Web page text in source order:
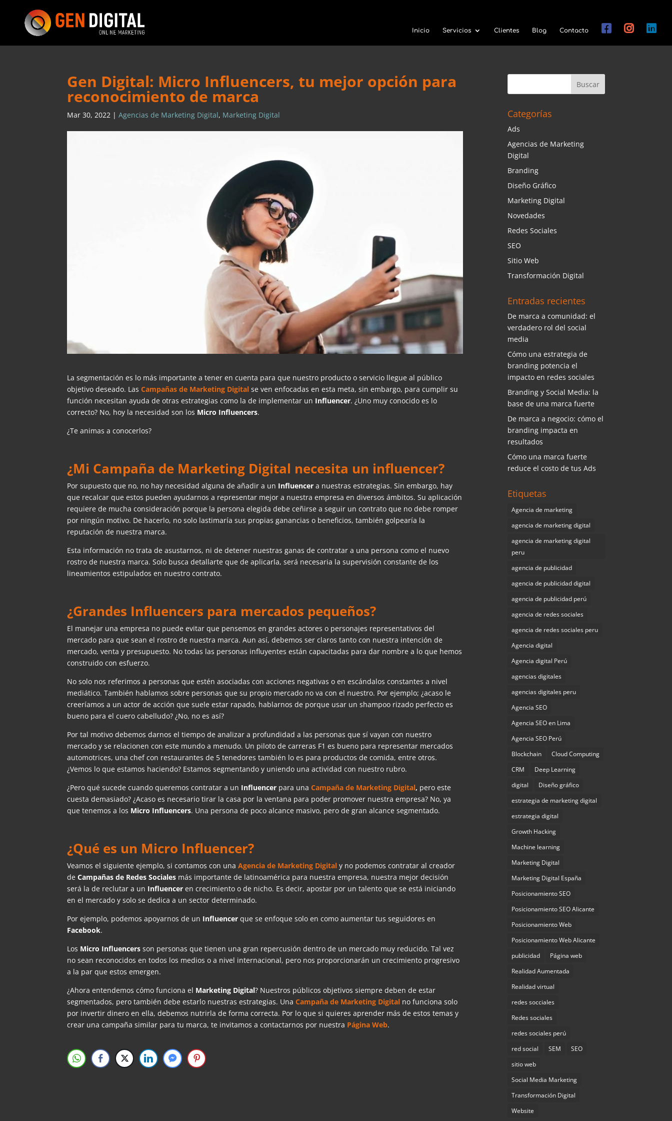
Inicio Servicios Clientes Blog Contacto
Gen Digital: Micro Influencers, tu mejor opción para
reconocimiento de marca
Mar 30, 2022 |Agencias de Marketing Digital, Marketing Digital
La segmentación es lo más importante a tener en cuenta para que nuestro producto o servicio llegue al público
objetivo deseado. LasCampañas de Marketing Digital se ven enfocadas en esta meta, sin embargo, para cumplir su
función necesitan ayuda de otras estrategias como la de implementar un Influencer. ¿Uno muy conocido es lo
correcto? No, hoy la necesidad son los Micro Influencers.
¿Te animas a conocerlos?
¿Mi Campaña de Marketing Digital necesita un influencer?
Por supuesto que no, no hay necesidad alguna de añadir a un Influencera nuestras estrategias. Sin embargo, hay
que recalcar que estos pueden ayudarnos a representar mejor a nuestra empresa en diversos ámbitos. Su aplicación
requiere de mucha consideración porque la persona elegida debe ceñirse a seguir un contrato que no debe romper
por ningún motivo. De hacerlo, no solo lastimaría sus propias ganancias o beneficios, también golpearía la
reputación de nuestra marca.
Esta información no trata de asustarnos, ni de detener nuestras ganas de contratar a una persona como el nuevo
rostro de nuestra marca. Solo busca detallarte que de aplicarla, será necesaria la supervisión constante de los
lineamientos estipulados en nuestro contrato.
¿Grandes Influencers para mercados pequeños?
El manejar una empresa no puede evitar que pensemos en grandes actores o personajes representativos del
mercado para que sean el rostro de nuestra marca. Aun así, debemos ser claros tanto con nuestra intención de
mercado, venta y presupuesto. No todas las personas influyentes están capacitadas para dar nombre a lo que hemos
construido con esfuerzo.
No solo nos referimos a personas que estén asociadas con acciones negativas o en escándalos constantes a nivel
mediático. También hablamos sobre personas que su propio mercado no va con el nuestro. Por ejemplo; ¿acaso le
creeríamos a un actor de acción que suele estar rapado, hablarnos de porque usar un shampoo rizado perfecto es
bueno para el cuero cabelludo? ¿No, no es así?
Por tal motivo debemos darnos el tiempo de analizar a profundidad a las personas que sí vayan con nuestro
mercado y se relacionen con este mundo a menudo. Un piloto de carreras F1 es bueno para representar mercados
automotrices, una chef con restaurantes de 5 tenedores también lo es para productos de comida, entre otros.
¿Vemos lo que estamos haciendo? Estamos segmentando y uniendo una actividad con nuestro rubro.
¿Pero qué sucede cuando queremos contratar a un Influencer para unaCampaña de Marketing Digital, pero este
cuesta demasiado? ¿Acaso es necesario tirar la casa por la ventana para poder promover nuestra empresa? No, ya
que tenemos a los Micro Influencers. Una persona de poco alcance masivo, pero de gran alcance segmentado.
¿Qué es un Micro Influencer?
Veamos el siguiente ejemplo, si contamos con unaAgencia de Marketing Digital y no podemos contratar al creador
deCampañas de Redes Sociales más importante de latinoamérica para nuestra empresa, nuestra mejor decisión
será la de reclutar a un Influenceren crecimiento o de nicho. Es decir, apostar por un talento que se está iniciando
en el mercado y solo se dedica a un sector determinado.
Por ejemplo, podemos apoyarnos de un Influencerque se enfoque solo en como aumentar tus seguidores en
Facebook.
Los Micro Influencers son personas que tienen una gran repercusión dentro de un mercado muy reducido. Tal vez
no sean reconocidos en todos los medios o a nivel internacional, pero nos proporcionarán un crecimiento progresivo
a la par que estos emergen.
¿Ahora entendemos cómo funciona el Marketing Digital? Nuestros públicos objetivos siempre deben de estar
segmentados, pero también debe estarlo nuestras estrategias. UnaCampaña de Marketing Digital no funciona solo
por invertir dinero en ella, debemos nutrirla de forma correcta. Por lo que si quieres aprender más de estos temas y
crear una campaña similar para tu marca, te invitamos a contactarnos por nuestra Página Web.
Categorías
Ads
Agencias de Marketing
Digital
Branding
Diseño Gráfico
Marketing Digital
Novedades
Redes Sociales
SEO
Sitio Web
Transformación Digital
Entradas recientes
De marca a comunidad: el
verdadero rol del social
media
Cómo una estrategia de
branding potencia el
impacto en redes sociales
Branding y Social Media: la
base de una marca fuerte
De marca a negocio: cómo el
branding impacta en
resultados
Cómo una marca fuerte
reduce el costo de tus Ads
Etiquetas
Agencia de marketing
agencia de marketing digital
agencia de marketing digital
peru
agencia de publicidad
agencia de publicidad digital
agencia de publicidad perú
agencia de redes sociales
agencia de redes sociales peru
Agencia digital
Agencia digital Perú
agencias digitales
agencias digitales peru
Agencia SEO
Agencia SEO en Lima
Agencia SEO Perú
Blockchain
Cloud Computing
CRM
Deep Learning
digital
Diseño gráfico
estrategia de marketing digital
estrategia digital
Growth Hacking
Machine learning
Marketing Digital
Marketing Digital España
Posicionamiento SEO
Posicionamiento SEO Alicante
Posicionamiento Web
Posicionamiento Web Alicante
publicidad
Página web
Realidad Aumentada
Realidad virtual
redes socciales
Redes sociales
redes sociales perú
red social
SEM
SEO
sitio web
Social Media Marketing
Transformación Digital
Website